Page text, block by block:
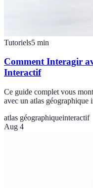
Tutoriels5 min
Comment Interagir
Interactif
Ce guide complet vous
avec un atlas géographique
atlas géographiqueinteractif
Aug 4